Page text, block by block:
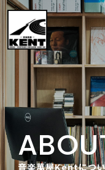
音楽萬屋Kentにつ